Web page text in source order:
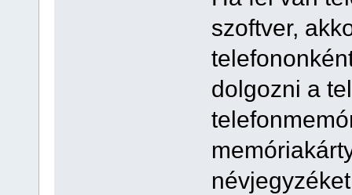
szoftver,
dolgozni a